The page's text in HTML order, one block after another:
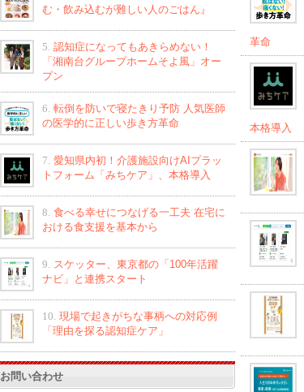
む・飲み込むが難しい人のごはん』
5. 認知症になってもあきらめない！
「湘南台グループホームそよ風」オー
プン
6. 転倒を防いで寝たきり予防 人気医師
の医学的に正しい歩き方革命
7. 愛知県内初！介護施設向けAIプラッ
トフォーム「みちケア」、本格導入
8. 食べる幸せにつなげる一工夫 在宅に
おける食支援を基本から
9.
スケッター、東京都の「100年活躍
ナビ」と連携スタート
10. 現場で起きがちな事柄への対応例
「理由を探る認知症ケア」
お問い合わせ
革命
本格導入